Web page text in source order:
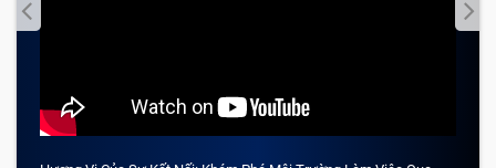
Việc xác định được chính xác cần sửa chữa gì cho
Khi nào phải thay màn hình tablet iPad Pro 10.5"/